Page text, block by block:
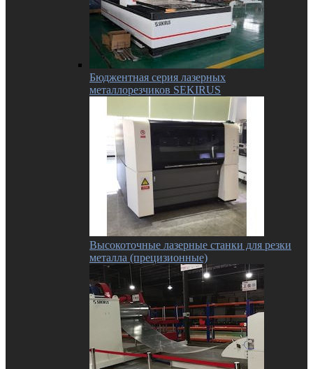
Бюджентная серия лазерных
металлорезчиков SEKIRUS
Высокоточные лазерные станки для резки
металла (прецизионные)